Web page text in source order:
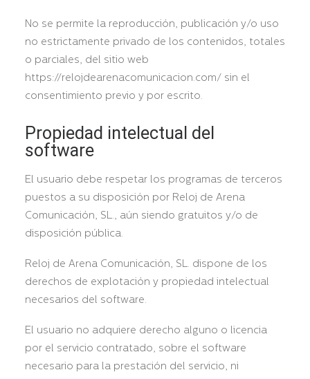
No se permite la reproducción, publicación y/o uso
no estrictamente privado de los contenidos, totales
o parciales, del sitio web
https://relojdearenacomunicacion.com/ sin el
consentimiento previo y por escrito.
Propiedad intelectual del
software
El usuario debe respetar los programas de terceros
puestos a su disposición por Reloj de Arena
Comunicación, SL., aún siendo gratuitos y/o de
disposición pública.
Reloj de Arena Comunicación, SL. dispone de los
derechos de explotación y propiedad intelectual
necesarios del software.
El usuario no adquiere derecho alguno o licencia
por el servicio contratado, sobre el software
necesario para la prestación del servicio, ni